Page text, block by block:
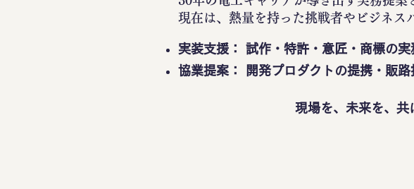
現在は、熱量を持った挑戦者やビジネス
実装支援： 試作・特許・意匠・商標の実
協業提案： 開発プロダクトの提携・販
現場を、未来を、共